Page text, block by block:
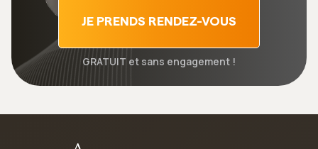
JE PRENDS RENDEZ-VOUS
GRATUIT et sans engagement !